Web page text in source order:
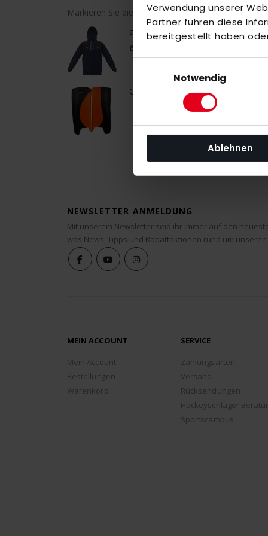
Verwendung unserer
Partner führen diese
bereitgestellt haben
Notwendig
Ablehnen
Markieren Sie die Artikel, um Sie dem Warenkorb
adidas SC Victoria Hoody Herren
60,00 €
OBO Robo HI REBOUND
NEWSLETTER ANMELDUNG
Mit unserem Newsletter seid ihr immer auf den
was News, Tipps und Rabattaktionen rund um
MEIN ACCOUNT
Mein Account
Bestellungen
Warenkorb
SERVICE
Zahlungsarten
Versand
Rücksendungen
Hockeyschläger
Sportscampus